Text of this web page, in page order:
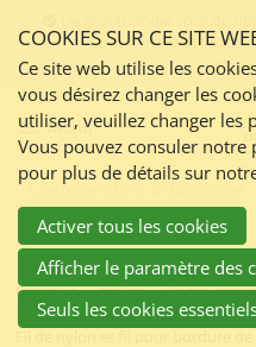
links
Aller
au
contenu
Jump
to
the
navigation
Contact: 050 551 5200 /
Menu
Frontend
Optiplus Atelier
Pièces
Fil de nylor | Anneau pour verres
COOKIES SUR CE SITE
Ce site web utilise les
vous désirez changer les
utiliser, veuillez changer les
Vous pouvez consuler notre
pour plus de détails sur
Activer tous les cookies
Afficher le paramètre des
Seuls les cookies